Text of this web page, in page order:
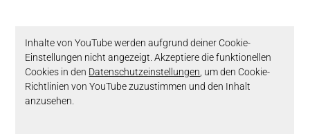
Inhalte von YouTube werden aufgrund deiner Cookie-
Einstellungen nicht angezeigt. Akzeptiere die funktionellen
Cookies in den Datenschutzeinstellungen , um den Cookie-
Richtlinien von YouTube zuzustimmen und den Inhalt
anzusehen.